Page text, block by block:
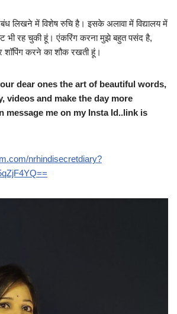
लिखने में विशेष रुचि है। इसके अलावा में विद्यालय में
भी रह चुकी हूं। एंकरिंग करना मुझे बहुत पसंद है,
करने का शौक रखती हूं।
dear ones the art of beautiful words,
videos and make the day more
message me on my Insta Id..link is
nrhindisecretdiary?